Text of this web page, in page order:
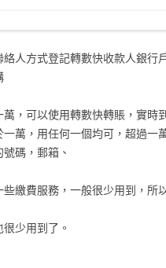
人方式登記轉數快收款人銀行
，可以使用轉數快轉賬，實時
萬，用任何一個均可，超過一
碼，郵箱、
繳費服務，一般很少用到，所
少用到了。